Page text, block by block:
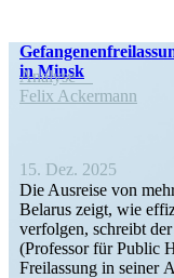
in Minsk
Analyse
Felix Ackermann
15. Dez. 2025
Die Ausreise von
Belarus zeigt, wie
verfolgen, schreibt
(Professor für Public
Freilassung in seiner